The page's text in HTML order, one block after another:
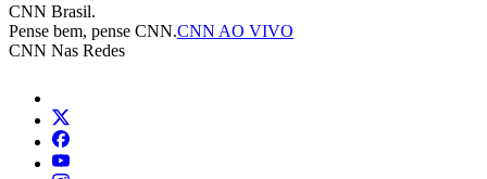
CNN Brasil.
Pense bem, pense CNN.CNN AO VIVO
CNN Nas Redes